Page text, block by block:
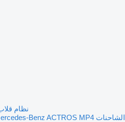
الشاحنات Mercedes-Benz ACTROS MP4